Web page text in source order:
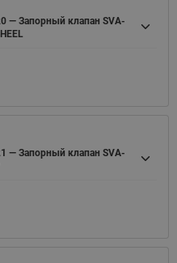
— Запорный клапан SVA-
— Запорный клапан SVA-